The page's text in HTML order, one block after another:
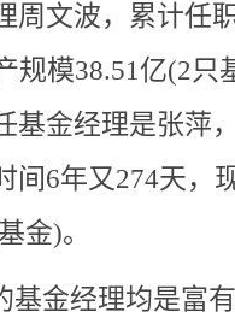
周文波，累计任
规模38.51亿(2只
基金经理是张萍
间6年又274天，
金)。
金经理均是富